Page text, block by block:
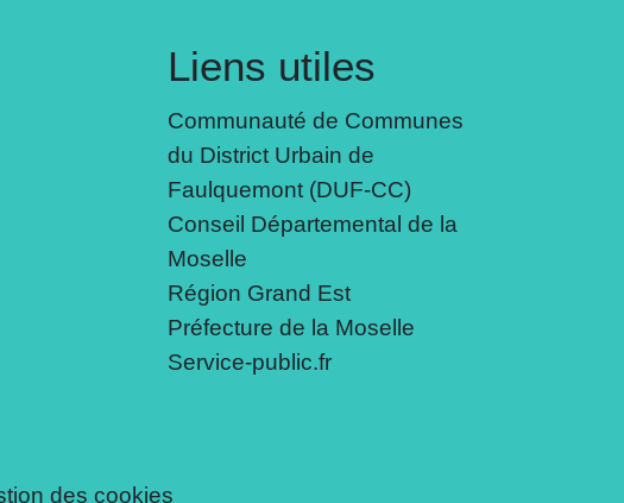
Liens utiles
Communauté de Communes
du District Urbain de
Faulquemont (DUF-CC)
Conseil Départemental de la
Moselle
Région Grand Est
Préfecture de la Moselle
Service-public.fr
des cookies